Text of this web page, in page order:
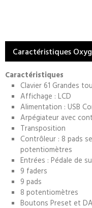
Caractéristiques
Caractéristiques
Clavier 61 Grandes
Affichage : LCD
Alimentation : USB
Arpégiateur avec
Transposition
Contrôleur : 8 pads
potentiomètres
Entrées : Pédale de
9 faders
9 pads
8 potentiomètres
Boutons Preset et